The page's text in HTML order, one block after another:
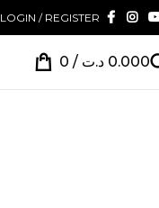
LOGIN / REGISTER
0 / 0.000 د.ت